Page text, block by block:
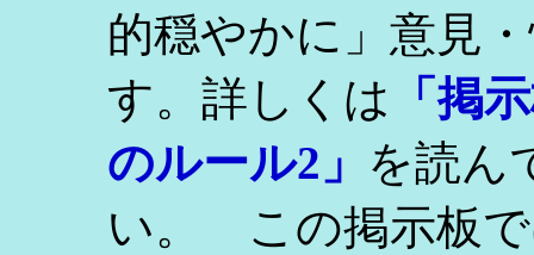
的穏やかに」意見
す。詳しくは
「掲
のルール2」 を読ん
い。 この掲示板で